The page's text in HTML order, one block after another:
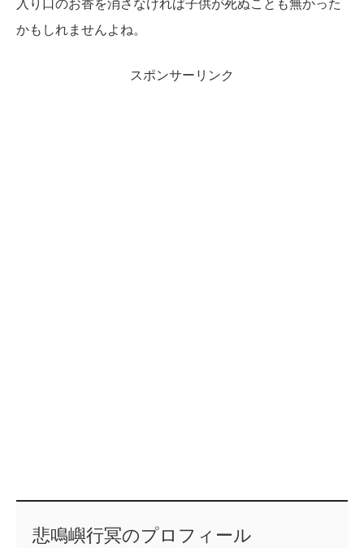
入り口のお香を消さなければ子供が死ぬことも無かった
かもしれませんよね。
スポンサーリンク
悲鳴嶼行冥のプロフィール